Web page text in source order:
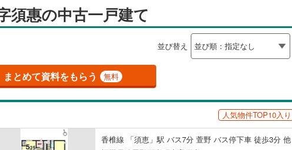
須惠の中古一戸建て
並び替え
まとめて資料をもらう 無料
人気物件TOP10入り
香椎線 「須恵」駅 バス7分 萱野 バス停下車 徒歩3分 他
新潟 長野 富山
三重
大阪 兵庫
鳥取 島根 岡山 広島 山口
香川 愛媛 高知
東区(29)
(16
大牟田市(125)
八女市(9) 筑後市 (4)
福岡市地下鉄空港線(2) 福岡市地下鉄箱崎線(0)
平成筑豊鉄道(0) 西鉄天神大牟田線(0)
西鉄甘木線(0)
北九州都市モノレール小倉線(0)
平成筑豊鉄道門司港レトロ観光線
床暖房（ 0）
駐車場2台以上（3） ビルトインガレージ（0）
（3）
防犯カメラ（ 0）
バリアフリー住宅（1）
二世帯向け（0 平屋・1階建て（0）
保存した条件を見る
検索条件を保存する
マイページ
お気に入りリストを見る
閉じる
お気に入りリストを見る
閉じる